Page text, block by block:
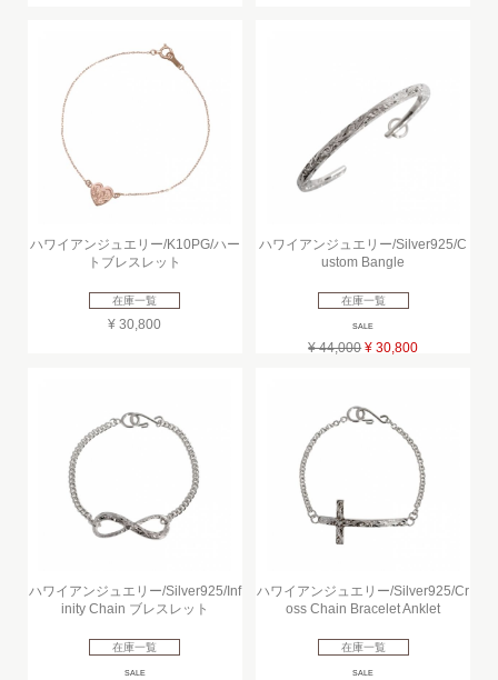
ハワイアンジュエリー/K10PG/ハー
トブレスレット
在庫一覧
¥ 30,800
ハワイアンジュエリー/Silver925/C
ustom Bangle
在庫一覧
SALE
¥ 44,000 ¥ 30,800
ハワイアンジュエリー/Silver925/Inf
inity Chain ブレスレット
在庫一覧
SALE
ハワイアンジュエリー/Silver925/Cr
oss Chain Bracelet Anklet
在庫一覧
SALE